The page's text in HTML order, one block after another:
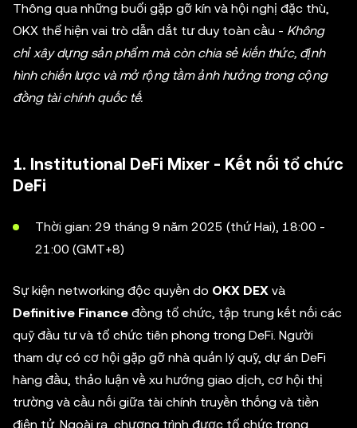
Thông qua những buổi gặp gỡ kín và hội nghị đặc thù,
OKX thể hiện vai trò dẫn dắt tư duy toàn cầu - Không
chỉ xây dựng sản phẩm mà còn chia sẻ kiến thức, định
hình chiến lược và mở rộng tầm ảnh hưởng trong cộng
đồng tài chính quốc tế.
1. Institutional DeFi Mixer - Kết nối tổ chức
DeFi
Thời gian: 29 tháng 9 năm 2025 (thứ Hai), 18:00 -
21:00 (GMT+8)
Sự kiện networking độc quyền do OKX DEX và
Definitive Finance đồng tổ chức, tập trung kết nối các
quỹ đầu tư và tổ chức tiên phong trong DeFi. Người
tham dự có cơ hội gặp gỡ nhà quản lý quỹ, dự án DeFi
hàng đầu, thảo luận về xu hướng giao dịch, cơ hội thị
trường và cầu nối giữa tài chính truyền thống và tiền
điện tử. Ngoài ra, chương trình được tổ chức trong